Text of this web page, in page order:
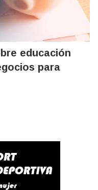
educación
para